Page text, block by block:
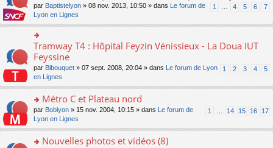
c
nt
pl
ré
e
nt
n
o
n
lu
le
pl
u
s
ré
c
e
nt
s
a
e
o
n
lu
le
pl
s
ré
c
e
nt
le
m
e
s
a
e
n
lu
le
pl
s
n
s
le
m
e
s
s
a
e
n
o
n
lu
1 4 5 6 7
par Baptistelyon » 08 nov. 2013, 10:50 » dans
Le forum de
Lyon en Lignes
o
n
ult
le
m
e
s
s
g
Tramway T4 : Hôpital Feyzin Vénissieux - La Doua IUT
Feyssine
1 2 3 4 5
par Bibouquet » 07 sept. 2008, 20:04 » dans
Le forum de Lyon
en Lignes
o
s
er
Métro C et Plateau nord
1 14 15 16 17
par Boblyon » 15 nov. 2004, 10:15 » dans
Le forum de
Lyon en Lignes
Nouvelles photos et vidéos (8)